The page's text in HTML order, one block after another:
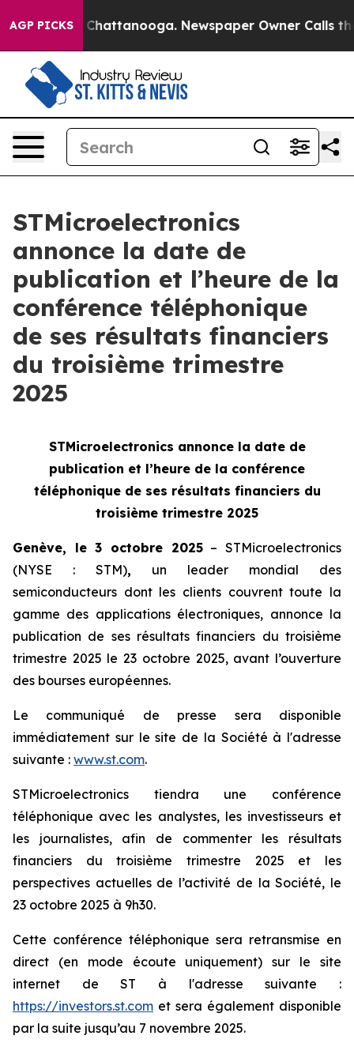
AGP PICKS
Chaos in Chattanooga. Newspaper Owner Calls the
STMicroelectronics
annonce la date de
publication et l’heure de la
conférence téléphonique
de ses résultats financiers
du troisième trimestre
2025
STMicroelectronics annonce la date de
publication et l’heure de la conférence
téléphonique de ses résultats financiers du
troisième trimestre 2025
Genève, le 3 octobre 2025– STMicroelectronics
(NYSE : STM), un leader mondial des
semiconducteurs dont les clients couvrent toute la
gamme des applications électroniques, annonce la
publication de ses résultats financiers du troisième
trimestre 2025 le 23 octobre 2025, avant l’ouverture
des bourses européennes.
Le communiqué de presse sera disponible
immédiatement sur le site de la Société à l'adresse
suivante : www.st.com.
STMicroelectronics tiendra une conférence
téléphonique avec les analystes, les investisseurs et
les journalistes, afin de commenter les résultats
financiers du troisième trimestre 2025 et les
perspectives actuelles de l’activité de la Société, le
23 octobre 2025 à 9h30.
Cette conférence téléphonique sera retransmise en
direct (en mode écoute uniquement) sur le site
internet de ST à l'adresse suivante :
https://investors.st.com et sera également disponible
par la suite jusqu’au 7 novembre 2025.